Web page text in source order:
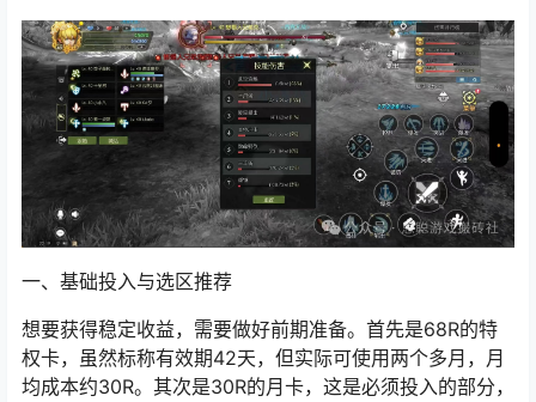
一、基础投入与选区推荐
想要获得稳定收益，需要做好前期准备。首先是68R的特
权卡，虽然标称有效期42天，但实际可使用两个多月，月
均成本约30R。其次是30R的月卡，这是必须投入的部分，